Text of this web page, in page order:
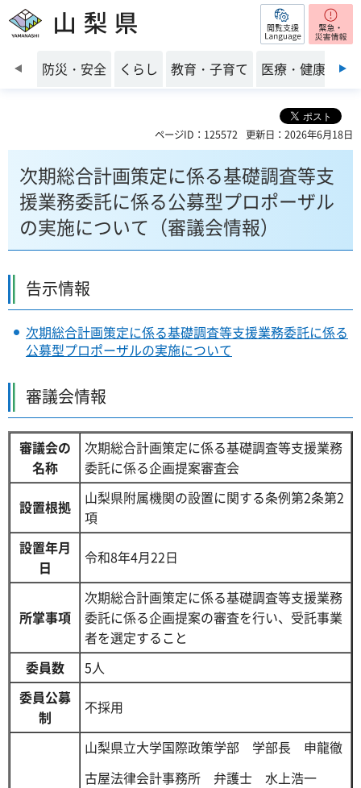
山梨県 閲覧支援
前のスライドを表示
防災・安全 くらし 教育・子育て 医療・健康・福
ページID：125572 更新日：2026年6月18日
次期総合計画策定に係る基礎調査等支
援業務委託に係る公募型プロポーザル
の実施について（審議会情報）
告示情報
次期総合計画策定に係る基礎調査等支援業務委託に係る
公募型プロポーザルの実施について
審議会情報
審議会の
名称
次期総合計画策定に係る基礎調査等支援業務
委託に係る企画提案審査会
設置根拠
山梨県附属機関の設置に関する条例第2条第2
項
設置年月
日
令和8年4月22日
所掌事項
次期総合計画策定に係る基礎調査等支援業務
委託に係る企画提案の審査を行い、受託事業
者を選定すること
委員数
5人
委員公募
制
不採用
山梨県立大学国際政策学部 学部長 申龍徹
古屋法律会計事務所
弁護士 水 上浩一